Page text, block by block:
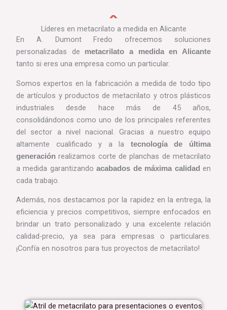
Líderes en metacrilato a medida en Alicante
En A. Dumont Fredo ofrecemos soluciones
personalizadas de
metacrilato a medida en Alicante
tanto si eres una empresa como un particular.
Somos expertos en la fabricación a medida de todo tipo
de artículos y productos de metacrilato y otros plásticos
industriales desde hace más de 45 años,
consolidándonos como uno de los principales referentes
del sector a nivel nacional. Gracias a nuestro equipo
altamente cualificado y a la tecnología de última
generaciónrealizamos corte de planchas de metacrilato
a medida garantizandoacabados de máxima calidad en
cada trabajo.
Además, nos destacamos por la rapidez en la entrega, la
eficiencia y precios competitivos, siempre enfocados en
brindar un trato personalizado y una excelente relación
calidad-precio, ya sea para empresas o particulares.
¡Confía en nosotros para tus proyectos de metacrilato!